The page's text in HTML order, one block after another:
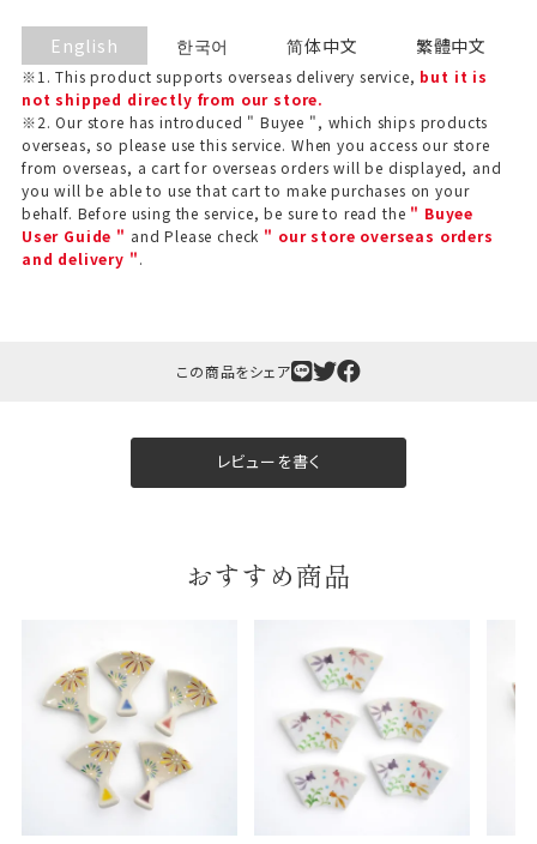
ギフト包装について
当店でギフト対応の商品をご購入いただきますと、熨
A.一般的なギフトに使用する包装紙です。
B.婚礼や出産、長寿祝などに使用する包装紙です。
A
B
English
※1. This product supports overseas delivery service, but it is
not shipped directly from our store.
※2. Our store has introduced " Buyee ", which ships products
overseas, so please use this service. When you access our store
from overseas, a cart for overseas orders will be displayed, and
you will be able to use that cart to make purchases on your
behalf. Before using the service, be sure to read the " Buyee
User Guide " and Please check " our store overseas orders
and delivery ".
한국어 简体中文 繁體中文
この商品をシェア
レビューを書く
おすすめ商品